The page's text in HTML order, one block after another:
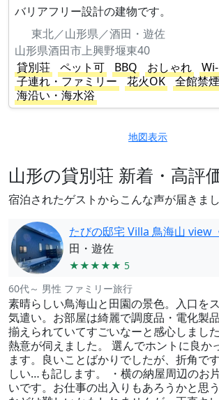
バリアフリー設計の建物です。
東北／山形県／酒田・遊佐
山形県酒田市上興野堰東40
貸別荘
ペット可 BBQ おしゃれ
子連れ・ファミリー
花火OK 全館禁煙
海沿い・海水浴
地図表示
山形の貸別荘 新着・高評
宿泊されたゲストからこんな声が届きまし
たびの邸宅 Villa 鳥海山 view
田・遊佐
★★★★★ 5
60代～ 男性 ファミリー旅行
素晴らしい鳥海山と田園の景色。入口を
気遣い。お部屋は綺麗で調度品・電化製
揃えられていてすごいなーと感心しまし
熱意が伺えました。 選んでホントに良か
ます。良いことばかりでしたが、折角で
しい…も記します。 ・横の納屋周辺のお
いです。お仕事の出入りもあろうかと思